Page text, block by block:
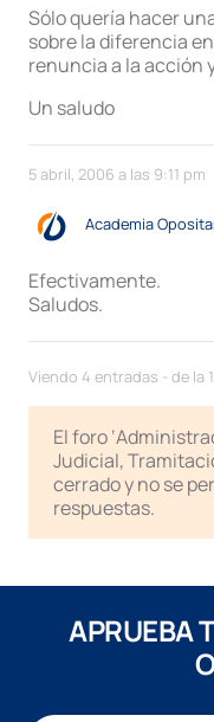
Sólo quería hacer
sobre la diferencia
renuncia a la acción
Un saludo
5 abril, 2006 a las 9:11 pm
Academia
Efectivamente.
Saludos.
Viendo 4 entradas - de la
El foro
Judicial,
cerrado y no se
respuestas.
APRUEBA